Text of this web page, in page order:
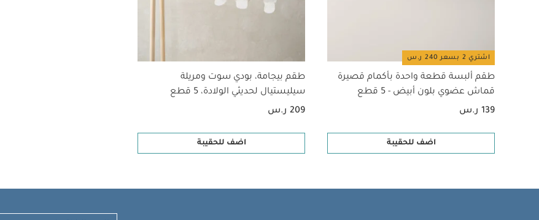
اشتري 2 بسعر 240 ر.س
طقم ألبسة قطعة واحدة بأكمام قصيرة
قماش عضوي بلون أبيض - 5 قطع
139 ر.س
اضف للحقيبة
طقم بيجامة، بودي سوت ومريلة
سيليستيال لحديثي الولادة، 5 قطع
209 ر.س
اضف للحقيبة